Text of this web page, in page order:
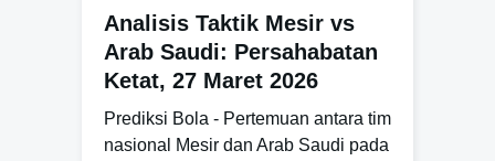
Analisis Taktik Mesir vs
Arab Saudi: Persahabatan
Ketat, 27 Maret 2026
Prediksi Bola - Pertemuan antara tim
nasional Mesir dan Arab Saudi pada